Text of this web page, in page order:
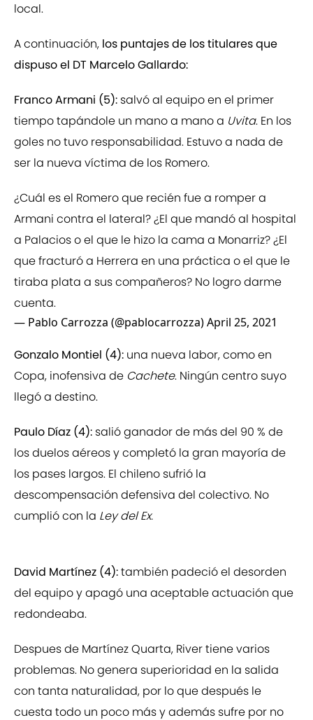
local.
A continuación, los puntajes de los titulares que
dispuso el DT Marcelo Gallardo:
Franco Armani (5): salvó al equipo en el primer
tiempo tapándole un mano a mano a Uvita. En los
goles no tuvo responsabilidad. Estuvo a nada de
ser la nueva víctima de los Romero.
¿Cuál es el Romero que recién fue a romper a
Armani contra el lateral? ¿El que mandó al hospital
a Palacios o el que le hizo la cama a Monarriz? ¿El
que fracturó a Herrera en una práctica o el que le
tiraba plata a sus compañeros? No logro darme
cuenta.
— Pablo Carrozza (@pablocarrozza)April 25, 2021
Gonzalo Montiel (4): una nueva labor, como en
Copa, inofensiva de Cachete. Ningún centro suyo
llegó a destino.
Paulo Díaz (4): salió ganador de más del 90 % de
los duelos aéreos y completó la gran mayoría de
los pases largos. El chileno sufrió la
descompensación defensiva del colectivo. No
cumplió con la Ley del Ex.
David Martínez (4):también padeció el desorden
del equipo y apagó una aceptable actuación que
redondeaba.
Despues de Martínez Quarta, River tiene varios
problemas. No genera superioridad en la salida
con tanta naturalidad, por lo que después le
cuesta todo un poco más y además sufre por no